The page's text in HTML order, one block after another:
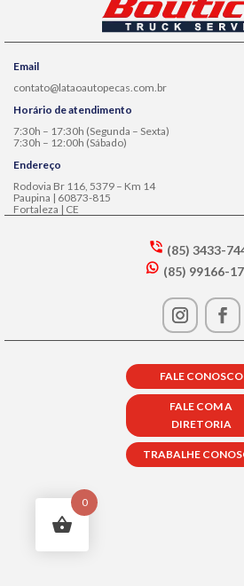
Email
contato@lataoautopecas.com.br
Horário de atendimento
7:30h – 17:30h (Segunda – Sexta)
7:30h – 12:00h (Sábado)
Endereço
Rodovia Br 116, 5379 – Km 14
Paupina | 60873-815
Fortaleza | CE
s
o
n
in
ic
o
n
(85) 3433-
p
ic
(85) 99166-
FALE CONOSCO
FALE COM A
DIRETORIA
TRABALHE
0